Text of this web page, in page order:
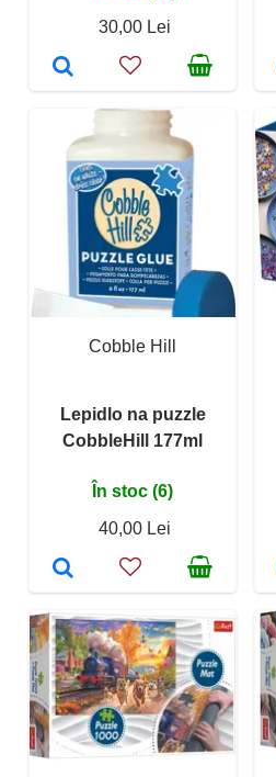
30,00 Lei
Cobble Hill
Lepidlo na puzzle
CobbleHill 177ml
În stoc (6)
40,00 Lei